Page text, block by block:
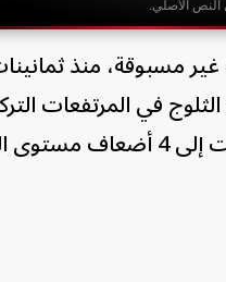
الأصلي.
مسبوقة، منذ
الثلوج في المرتفعات
في سد "أتاتورك"، ما أدى إلى